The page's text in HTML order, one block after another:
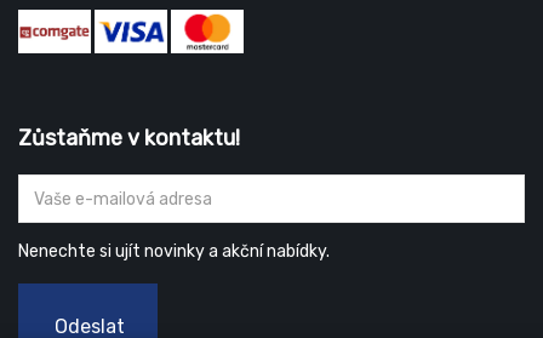
Zůstaňme v kontaktu!
Nenechte si ujít novinky a akční nabídky.
Odeslat